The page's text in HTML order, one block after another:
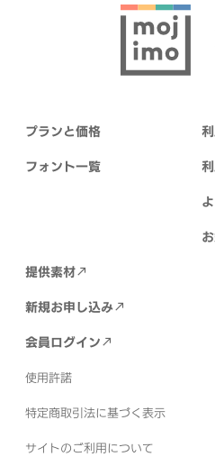
プランと価格
フォント一覧
提供素材
新規お申し込み
会員ログイン
使用許諾
特定商取引法に基づく表示
サイトのご利用について